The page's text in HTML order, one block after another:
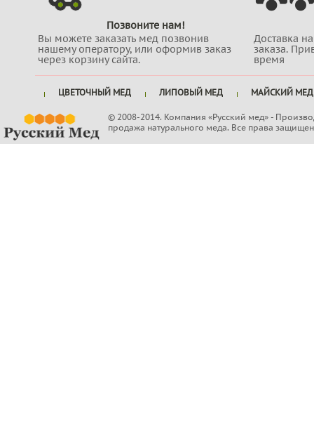
Позвоните нам!
Вы можете заказать мед позвонив
нашему оператору, или оформив заказ
через корзину сайта.
Доставка
заказа.
время
ЦВЕТОЧНЫЙ МЕД ЛИПОВЫЙ МЕД МАЙСКИЙ МЕД
© 2008-2014. Компания «Русский мед» -
продажа натурального меда. Все права